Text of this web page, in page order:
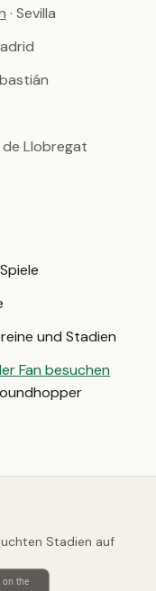
· Sevilla
de Llobregat
und Stadien
Fan besuchen
Stadien auf